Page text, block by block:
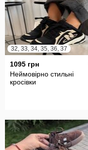
32, 33, 34, 35, 36, 37
1095 грн
Неймовірно стильні
кросівки